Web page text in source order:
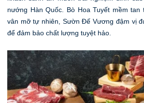
nướng Hàn Quốc. Bò Hoa Tuyết mềm tan
vân mỡ tự nhiên, Sườn Đế Vương đậm vị
để đảm bảo chất lượng tuyệt hảo.